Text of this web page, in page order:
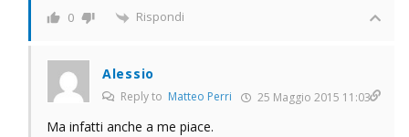
0 Rispondi
Alessio
Reply to Matteo Perri 25 Maggio 2015 11:03
Ma infatti anche a me piace.